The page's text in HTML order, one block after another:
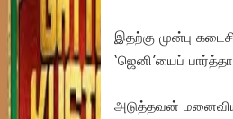
இதற்கு முன்பு
‘ஜெனி’யைப்
அடுத்தவன்